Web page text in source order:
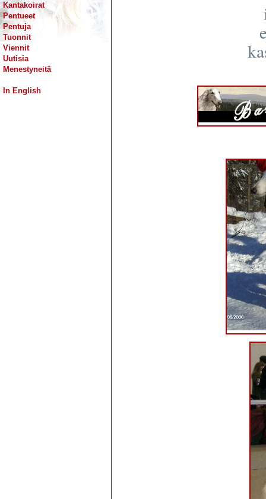
Kantakoirat
Pentueet
Pentuja
Tuonnit
Viennit
Uutisia
Menestyneitä
In English